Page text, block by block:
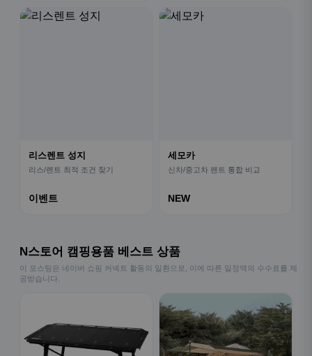
리스렌트 성지
리스/렌트 최적 조건 찾기
이벤트
세모카
신차/중고차 렌트 통합 비교
NEW
N스토어 캠핑용품 베스트 상품
이 포스팅은 네이버 쇼핑 커넥트 활동의 일환으로, 이에 따른 일정액의 수수료를 제
공받습니다.